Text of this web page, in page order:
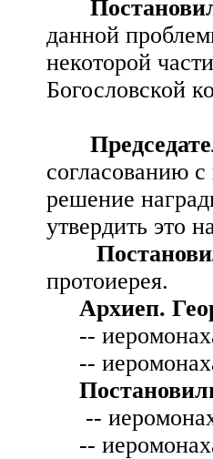
данной
некоторой
Богословской
согласованию
решение
утвердить это
протоиерея.
Архиеп.
--
--
--
--